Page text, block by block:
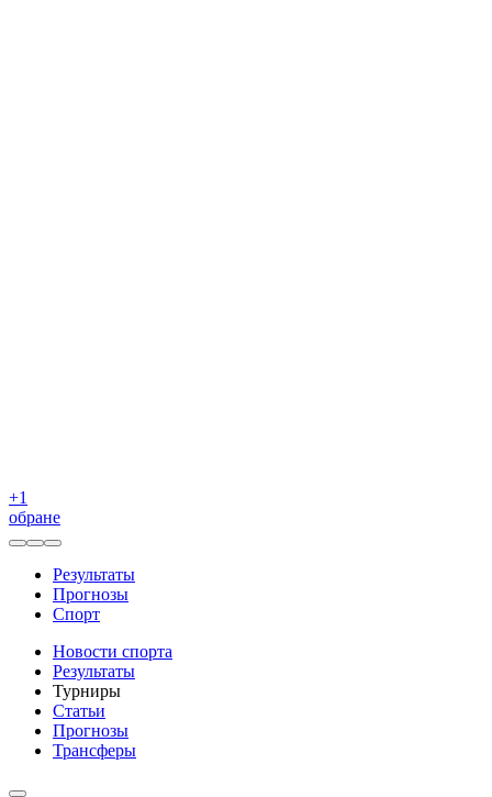
+1
обране
Результаты
Прогнозы
Спорт
Новости спорта
Результаты
Турниры
Статьи
Прогнозы
Трансферы